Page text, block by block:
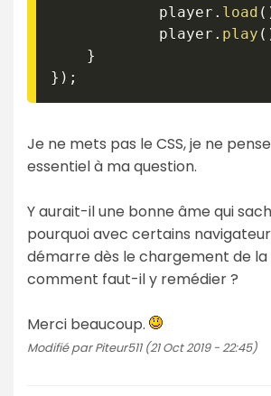
			player
. load (
			player
. play (
}
} ) ;
Je ne mets pas le CSS, je ne
essentiel à ma question.
Y aurait-il une bonne âme qui
pourquoi avec certains
démarre dès le chargement de la
comment faut-il y remédier ?
Merci beaucoup.
Modifié par Piteur511 (21 Oct 2019 - 22:45)